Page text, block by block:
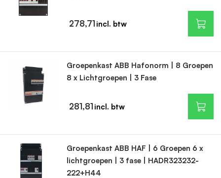
278,71
Groepenkast ABB Hafonorm | 8 Groepen
8 x Lichtgroepen | 3 Fase
281,81
Groepenkast ABB HAF | 6 Groepen 6 x
lichtgroepen | 3 fase | HADR323232-
222+H44